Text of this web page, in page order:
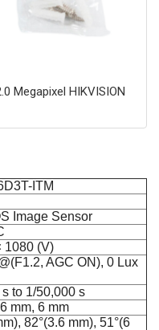
Megapixel HIKVISION
ITM
Image Sensor
1080 (V)
AGC ON), 0 Lux
to 1/50,000 s
mm, 6 mm
82°(3.6 mm), 51°(6